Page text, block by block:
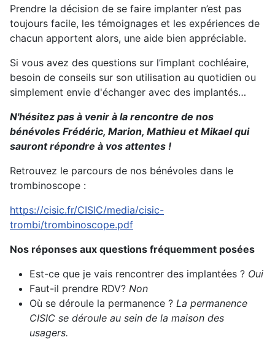
Prendre la décision de se faire implanter n’est pas
toujours facile, les témoignages et les expériences de
chacun apportent alors, une aide bien appréciable.
Si vous avez des questions sur l’implant cochléaire,
besoin de conseils sur son utilisation au quotidien ou
simplement envie d'échanger avec des implantés…
N'hésitez pas à venir à la rencontre de nos
bénévoles Frédéric, Marion, Mathieu et Mikael qui
sauront répondre à vos attentes !
Retrouvez le parcours de nos bénévoles dans le
trombinoscope :
https://cisic.fr/CISIC/media/cisic-
trombi/trombinoscope.pdf
Nos réponses aux questions fréquemment posées
Est-ce que je vais rencontrer des implantées ? Oui
Faut-il prendre RDV? Non
Où se déroule la permanence ? La permanence
CISIC se déroule au sein de la maison des
usagers.